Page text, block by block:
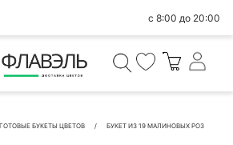
с 8:00 до 20:00
ГОТОВЫЕ БУКЕТЫ ЦВЕТОВ
БУКЕТ ИЗ 19 МАЛИНОВЫХ РОЗ
покупка